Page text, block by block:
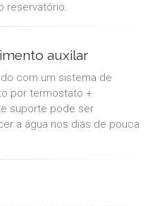
reservatório.
auxilar
com um sistema de
por termostato +
suporte pode ser
a água nos dias de pouca